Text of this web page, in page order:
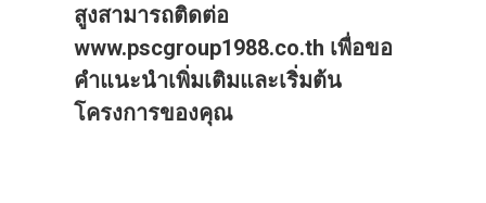
สูงสามารถติดต่อ
www.pscgroup1988.co.th เพื่อขอ
คำแนะนำเพิ่มเติมและเริ่มต้น
โครงการของคุณ